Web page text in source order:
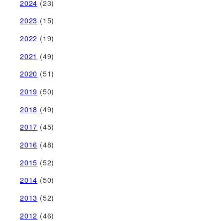
2024 (23)
2023 (15)
2022 (19)
2021 (49)
2020 (51)
2019 (50)
2018 (49)
2017 (45)
2016 (48)
2015 (52)
2014 (50)
2013 (52)
2012 (46)